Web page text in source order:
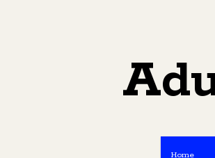
Home